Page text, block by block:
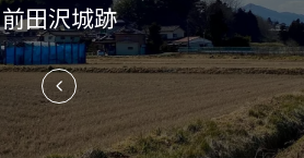
前田沢城跡